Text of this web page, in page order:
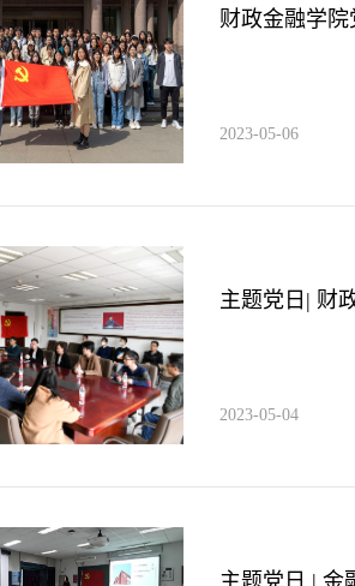
财政金融学
2023-05-06
主题党日| 财
2023-05-04
主题党日 | 金